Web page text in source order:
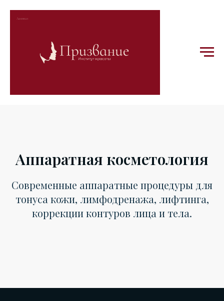
Аппаратная косметология
Современные аппаратные процедуры для
тонуса кожи, лимфодренажа, лифтинга,
коррекции контуров лица и тела.